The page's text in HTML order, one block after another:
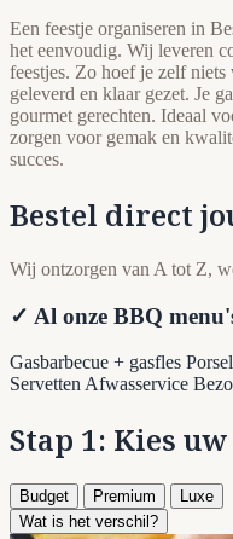
Een feestje organiseren in
het eenvoudig. Wij leveren
feestjes. Zo hoef je zelf
geleverd en klaar gezet. Je
gourmet gerechten. Ideaal
zorgen voor gemak en
succes.
Bestel direct
Wij ontzorgen van A tot Z,
✓ Al onze BBQ
Gasbarbecue + gasfles
Servetten Afwasservice
Stap 1: Kies
Budget Premium
Luxe
Wat is het verschil?